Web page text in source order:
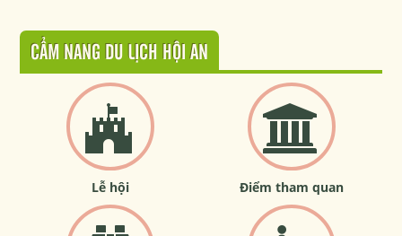
CẨM NANG DU LỊCH HỘI AN
Lễ hội Điểm tham quan